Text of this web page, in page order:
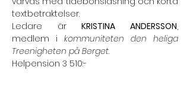
textbetraktelser.
Ledare är KRISTINA ANDERSSON,
medlem i kommuniteten den heliga
Treenigheten på Berget.
Helpension 3 510:-